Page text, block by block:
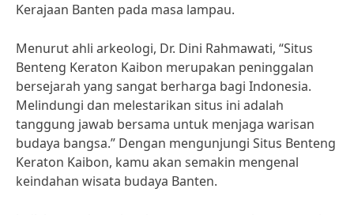
Kerajaan Banten pada masa lampau.
Menurut ahli arkeologi, Dr. Dini Rahmawati, “Situs
Benteng Keraton Kaibon merupakan peninggalan
bersejarah yang sangat berharga bagi Indonesia.
Melindungi dan melestarikan situs ini adalah
tanggung jawab bersama untuk menjaga warisan
budaya bangsa.” Dengan mengunjungi Situs Benteng
Keraton Kaibon, kamu akan semakin mengenal
keindahan wisata budaya Banten.